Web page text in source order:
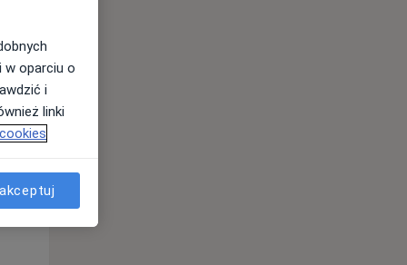
Wt,
11 Sie
w oparciu o
i
linki